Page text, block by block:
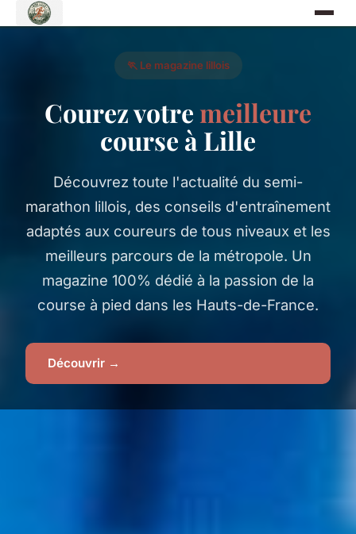
🏃 Le magazine lillois
Courez votremeilleure
course à Lille
Découvrez toute l'actualité du semi-
marathon lillois, des conseils d'entraînement
adaptés aux coureurs de tous niveaux et les
meilleurs parcours de la métropole. Un
magazine 100% dédié à la passion de la
course à pied dans les Hauts-de-France.
Découvrir →